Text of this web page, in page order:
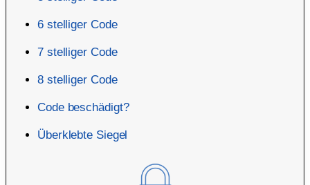
6 stelliger Code
7 stelliger Code
8 stelliger Code
Code beschädigt?
Überklebte Siegel